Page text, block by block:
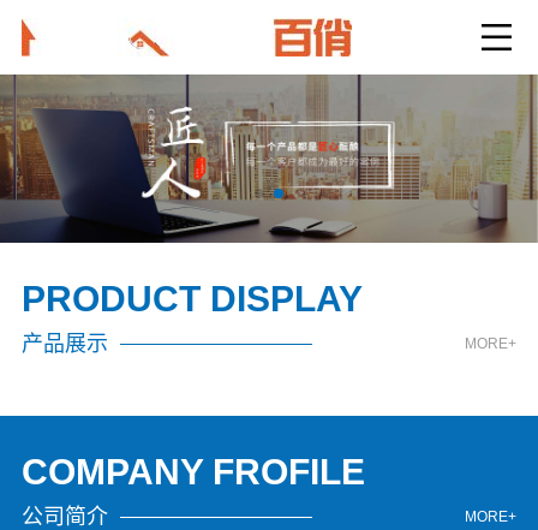
PRODUCT DISPLAY
产品展示 MORE+
COMPANY FROFILE
公司简介 MORE+